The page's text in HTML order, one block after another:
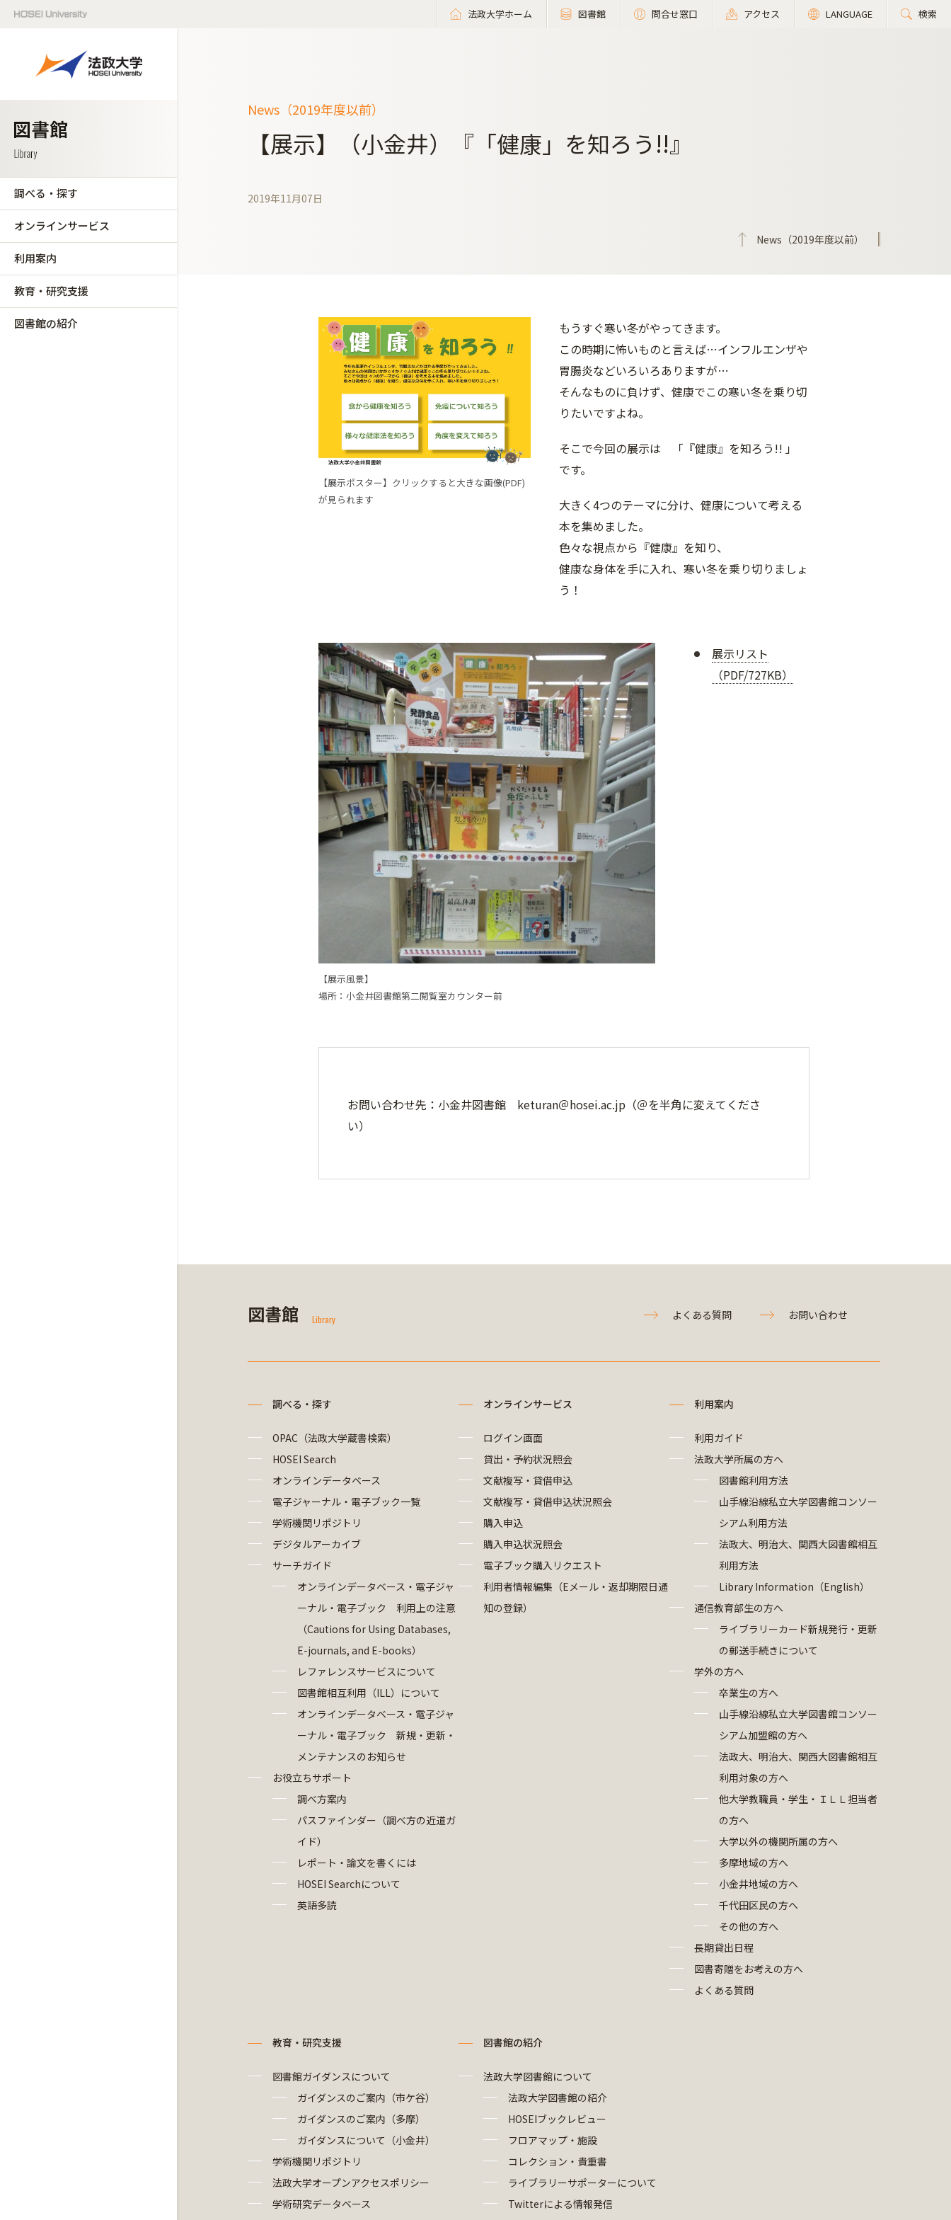
法政大学ホーム 図書館 問合せ窓口 アクセス LANGUAGE 検索
調べる・探す
オンラインサービス
利用案内
教育・研究支援
図書館の紹介
News（2019年度以前）
【展示】（小金井）『「健康」を知ろう!!』
2019年11月07日
News（2019年度以前）
【展示ポスター】クリックすると大きな画像(PDF)
が見られます
もうすぐ寒い冬がやってきます。
この時期に怖いものと言えば…インフルエンザや
胃腸炎などいろいろありますが…
そんなものに負けず、健康でこの寒い冬を乗り切
りたいですよね。
そこで今回の展示は 「『健康』を知ろう!! 」
です。
大きく4つのテーマに分け、健康について考える
本を集めました。
色々な視点から『健康』を知り、
健康な身体を手に入れ、寒い冬を乗り切りましょ
う！
【展示風景】
場所：小金井図書館第二閲覧室カウンター前
展示リスト
（PDF/727KB）
お問い合わせ先：小金井図書館 keturan＠hosei.ac.jp（＠を半角に変えてくださ
い）
図書館 Library よくある質問 お問い合わせ
調べる・探す
OPAC（法政大学蔵書検索）
HOSEI Search
オンラインデータベース
電子ジャーナル・電子ブック一覧
学術機関リポジトリ
デジタルアーカイブ
サーチガイド
オンラインデータベース・電子ジャ
ーナル・電子ブック 利用上の注意
（Cautions for Using Databases,
E-journals, and E-books）
レファレンスサービスについて
図書館相互利用（ILL）について
オンラインデータベース・電子ジャ
ーナル・電子ブック 新規・更新・
メンテナンスのお知らせ
お役立ちサポート
調べ方案内
パスファインダー（調べ方の近道ガ
イド）
レポート・論文を書くには
HOSEI Searchについて
英語多読
オンラインサービス
ログイン画面
貸出・予約状況照会
文献複写・貸借申込
文献複写・貸借申込状況照会
購入申込
購入申込状況照会
電子ブック購入リクエスト
利用者情報編集（Eメール・返却期限日通
知の登録）
利用案内
利用ガイド
法政大学所属の方へ
図書館利用方法
山手線沿線私立大学図書館コンソー
シアム利用方法
法政大、明治大、関西大図書館相互
利用方法
Library Information（English）
通信教育部生の方へ
ライブラリーカード新規発行・更新
の郵送手続きについて
学外の方へ
卒業生の方へ
山手線沿線私立大学図書館コンソー
シアム加盟館の方へ
法政大、明治大、関西大図書館相互
利用対象の方へ
他大学教職員・学生・ＩＬＬ担当者
の方へ
大学以外の機関所属の方へ
多摩地域の方へ
小金井地域の方へ
千代田区民の方へ
その他の方へ
長期貸出日程
図書寄贈をお考えの方へ
よくある質問
教育・研究支援
図書館ガイダンスについて
ガイダンスのご案内（市ケ谷）
ガイダンスのご案内（多摩）
ガイダンスについて（小金井）
学術機関リポジトリ
法政大学オープンアクセスポリシー
学術研究データベース
図書館の紹介
法政大学図書館について
法政大学図書館の紹介
HOSEIブックレビュー
フロアマップ・施設
コレクション・貴重書
ライブラリーサポーターについて
Twitterによる情報発信